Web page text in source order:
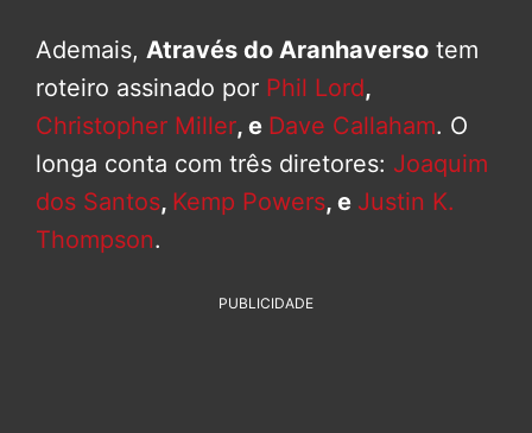
Ademais, Através do Aranhaverso tem
roteiro assinado por Phil Lord,
Christopher Miller, e Dave Callaham. O
longa conta com três diretores: Joaquim
dos Santos, Kemp Powers, e Justin K.
Thompson.
PUBLICIDADE